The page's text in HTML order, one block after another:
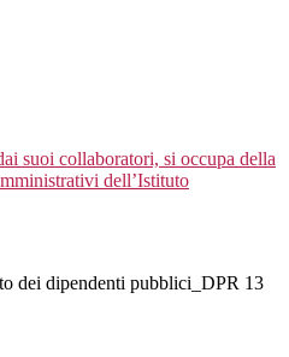
suoi collaboratori, si occupa della
dell’Istituto
dei dipendenti pubblici_DPR 13